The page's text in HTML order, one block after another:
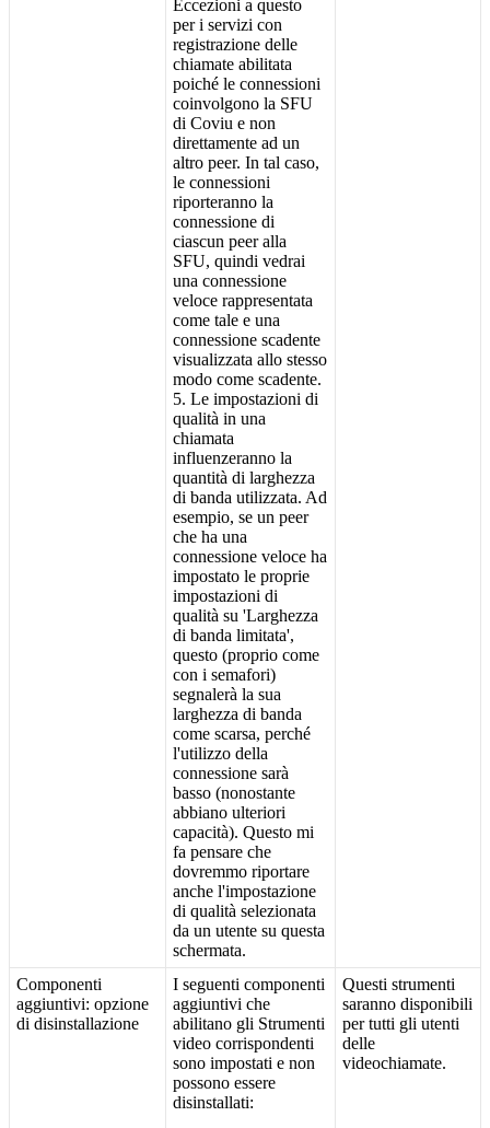
Eccezioni a questo
per i servizi con
registrazione delle
chiamate abilitata
poiché le connessioni
coinvolgono la SFU
di Coviu e non
direttamente ad un
altro peer. In tal caso,
le connessioni
riporteranno la
connessione di
ciascun peer alla
SFU, quindi vedrai
una connessione
veloce rappresentata
come tale e una
connessione scadente
visualizzata allo stesso
modo come scadente.
5. Le impostazioni di
qualità in una
chiamata
influenzeranno la
quantità di larghezza
di banda utilizzata. Ad
esempio, se un peer
che ha una
connessione veloce ha
impostato le proprie
impostazioni di
qualità su 'Larghezza
di banda limitata',
questo (proprio come
con i semafori)
segnalerà la sua
larghezza di banda
come scarsa, perché
l'utilizzo della
connessione sarà
basso (nonostante
abbiano ulteriori
capacità). Questo mi
fa pensare che
dovremmo riportare
anche l'impostazione
di qualità selezionata
da un utente su questa
schermata.
Componenti
aggiuntivi: opzione
di disinstallazione
I seguenti componenti
aggiuntivi che
abilitano gli Strumenti
video corrispondenti
sono impostati e non
possono essere
disinstallati:
Questi strumenti
saranno disponibili
per tutti gli utenti
delle
videochiamate.